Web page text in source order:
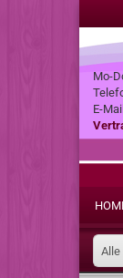
Mo-
E-
Alle